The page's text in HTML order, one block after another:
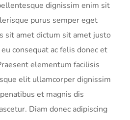
dignissim enim sit
purus semper eget
sit amet dictum sit amet justo
consequat ac felis donec et
elementum facilisis
elit ullamcorper dignissim
et magnis dis
Diam donec adipiscing